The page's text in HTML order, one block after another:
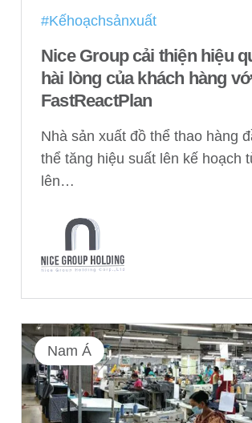
#Kếhoạchsảnxuất
Nice Group cải thiện hiệu
hài lòng của khách hàng
FastReactPlan
Nhà sản xuất đồ thể thao hàng
thể tăng hiệu suất lên kế hoạch
lên…
Nam Á